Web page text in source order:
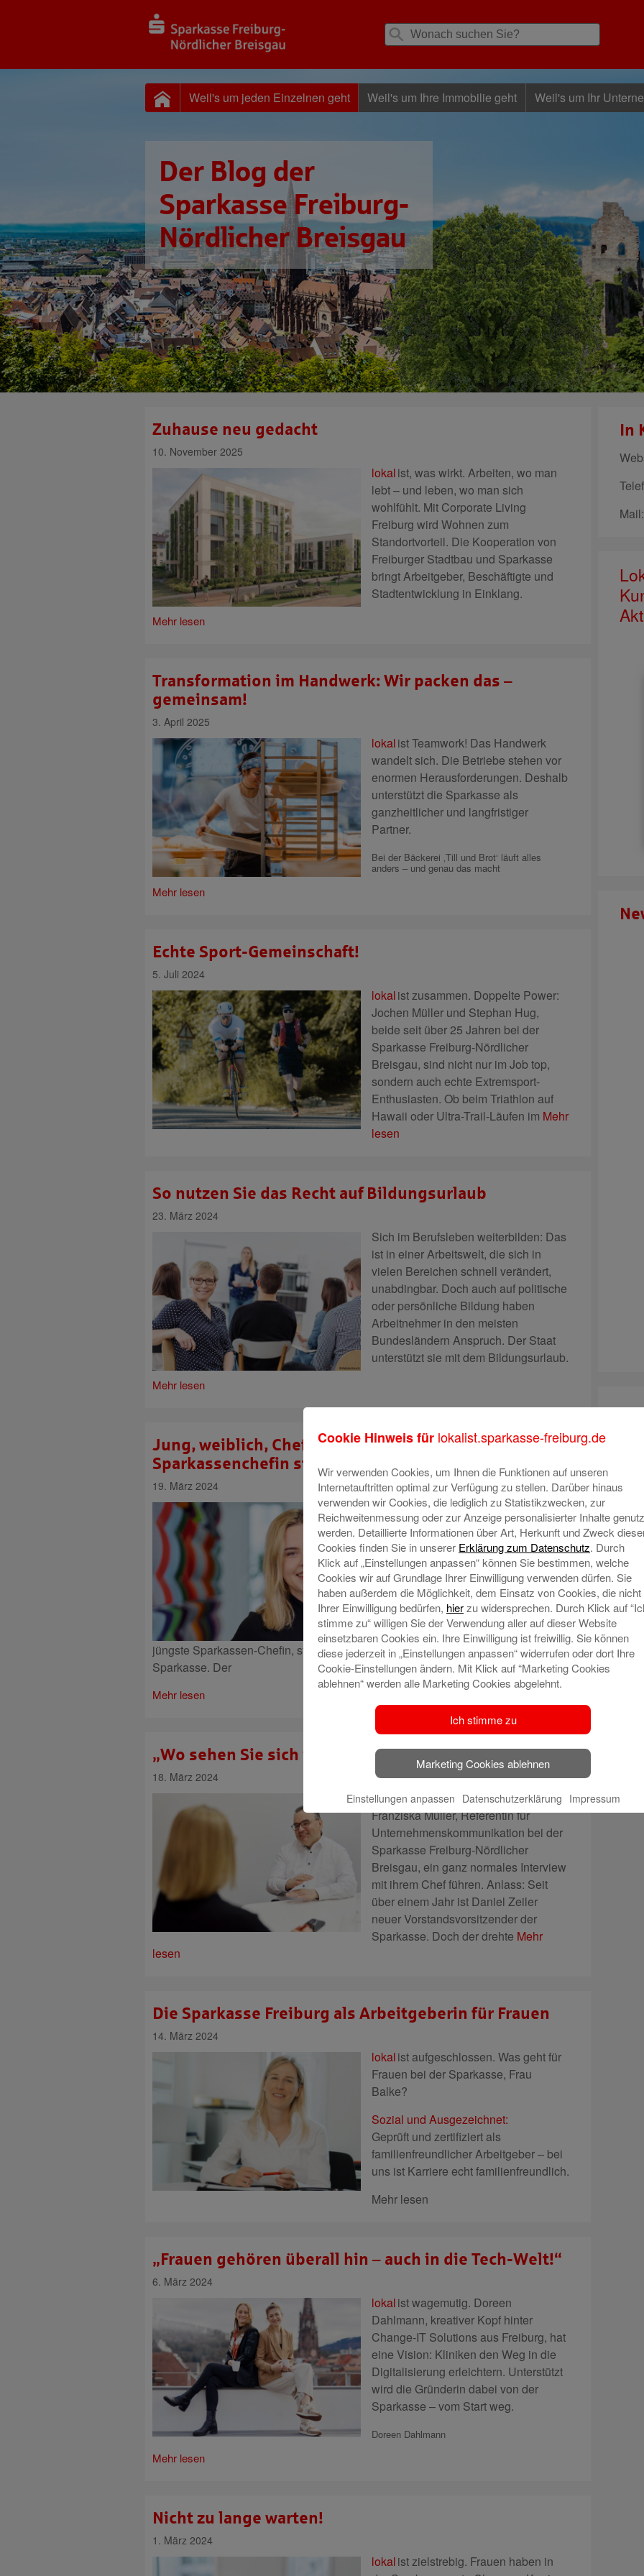
Weil's um jeden Einzelnen geht Weil's um Ihre Immobilie geht Weil's um Ihr
Der Blog der
Sparkasse Freiburg-
Nördlicher Breisgau
Zuhause neu gedacht
10. November 2025
lokalist, was wirkt. Arbeiten, wo man
lebt – und leben, wo man sich
wohlfühlt. Mit Corporate Living
Freiburg wird Wohnen zum
Standortvorteil. Die Kooperation von
Freiburger Stadtbau und Sparkasse
bringt Arbeitgeber, Beschäftigte und
Stadtentwicklung in Einklang.
Mehr lesen
Transformation im Handwerk: Wir packen das –
gemeinsam!
3. April 2025
lokalist Teamwork! Das Handwerk
wandelt sich. Die Betriebe stehen vor
enormen Herausforderungen. Deshalb
unterstützt die Sparkasse als
ganzheitlicher und langfristiger
Partner.
Bei der Bäckerei ‚Till und Brot‘ läuft alles
anders – und genau das macht
Mehr lesen
Echte Sport-Gemeinschaft!
5. Juli 2024
lokalist zusammen. Doppelte Power:
Jochen Müller und Stephan Hug,
beide seit über 25 Jahren bei der
Sparkasse Freiburg-Nördlicher
Breisgau, sind nicht nur im Job top,
sondern auch echte Extremsport-
Enthusiasten. Ob beim Triathlon auf
Hawaii oder Ultra-Trail-Läufen im Mehr
lesen
So nutzen Sie das Recht auf Bildungsurlaub
23. März 2024
Sich im Berufsleben weiterbilden: Das
ist in einer Arbeitswelt, die sich in
vielen Bereichen schnell verändert,
unabdingbar. Doch auch auf politische
oder persönliche Bildung haben
Arbeitnehmer in den meisten
Bundesländern Anspruch. Der Staat
unterstützt sie mit dem Bildungsurlaub.
Mehr lesen
Jung, weiblich, Chefin: Freiburgs jüngste
Sparkassenchefin stellt sich vor
19. März 2024
lokalist wegweisend.Fabienne
Degenhardt ist die jüngste
Sparkassen-Geschäftsstellenleiterin in
der Region.
Fabienne Degenhardt, Geschäftsstellenleiterin,
Sparkasse Freiburg-Nördlicher Breisgau
Fabienne Degenhardt, 23, Freiburgs
jüngste Sparkassen-Chefin, startete ihre Karriere als Auszubildende bei der
Sparkasse. Der
Mehr lesen
„Wo sehen Sie sich in zehn Jahren?“
18. März 2024
lokalist Zukunft. Eigentlich wollte
Franziska Müller, Referentin für
Unternehmenskommunikation bei der
Sparkasse Freiburg-Nördlicher
Breisgau, ein ganz normales Interview
mit ihrem Chef führen. Anlass: Seit
über einem Jahr ist Daniel Zeiler
neuer Vorstandsvorsitzender der
Sparkasse. Doch der drehte Mehr
lesen
Die Sparkasse Freiburg als Arbeitgeberin für Frauen
14. März 2024
lokalist aufgeschlossen. Was geht für
Frauen bei der Sparkasse, Frau
Balke?
Sozial und Ausgezeichnet:
Geprüft und zertifiziert als
familienfreundlicher Arbeitgeber – bei
uns ist Karriere echt familienfreundlich.
Mehr lesen
„Frauen gehören überall hin – auch in die Tech-Welt!“
6. März 2024
lokalist wagemutig. Doreen
Dahlmann, kreativer Kopf hinter
Change-IT Solutions aus Freiburg, hat
eine Vision: Kliniken den Weg in die
Digitalisierung erleichtern. Unterstützt
wird die Gründerin dabei von der
Sparkasse – vom Start weg.
Doreen Dahlmann
Mehr lesen
Nicht zu lange warten!
1. März 2024
lokalist zielstrebig. Frauen haben in
In
Mail:
Cookie Hinweis für lokalist.sparkasse-freiburg.de
Wir verwenden Cookies, um Ihnen die Funktionen auf unseren
Internetauftritten optimal zur Verfügung zu stellen. Darüber hinaus
verwenden wir Cookies, die lediglich zu Statistikzwecken, zur
Reichweitenmessung oder zur Anzeige personalisierter Inhalte
werden. Detaillierte Informationen über Art, Herkunft und Zweck
Cookies finden Sie in unserer Erklärung zum Datenschutz. Durch
Klick auf „Einstellungen anpassen“ können Sie bestimmen, welche
Cookies wir auf Grundlage Ihrer Einwilligung verwenden dürfen. Sie
haben außerdem die Möglichkeit, dem Einsatz von Cookies, die nicht
Ihrer Einwilligung bedürfen, hierzu widersprechen. Durch Klick auf
stimme zu“ willigen Sie der Verwendung aller auf dieser Website
einsetzbaren Cookies ein. Ihre Einwilligung ist freiwillig. Sie können
diese jederzeit in „Einstellungen anpassen“ widerrufen oder dort Ihre
Cookie-Einstellungen ändern. Mit Klick auf “Marketing Cookies
ablehnen“ werden alle Marketing Cookies abgelehnt.
Ich stimme zu
Marketing Cookies ablehnen
Einstellungen anpassen Datenschutzerklärung Impressum